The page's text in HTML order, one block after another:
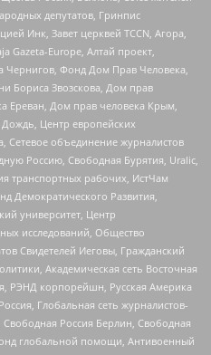
депутатов, Гринпис
Инк, Завет церквей TCCN, Агора,
Gazeta-Europe, Алтай проект,
Чернигов, Фонд Дом Прав Человека,
Бориса Звозскова, Дом прав
Ереван, Дом прав человека Крым,
Дождь, Центр европейских
Сетевое объединение журналистов
Россию, Свободная Бурятия, Uralic,
транспортных рабочих, ИстЧам
Демократического Развития,
университет, Центр
исследований, Общество
Свидетелей Иеговы, Гражданский
Академическая сеть Восточная
РЭНД корпорейшн, Русская Америка
Глобальная сеть журналистов-
Россия Берлин, Свободная
глобальной помощи, Антивоенный